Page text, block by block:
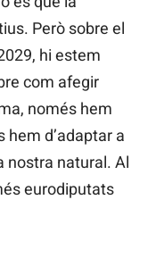
Però sobre el
hi estem
com afegir
només hem
hem d’adaptar a
nostra natural. Al
eurodiputats